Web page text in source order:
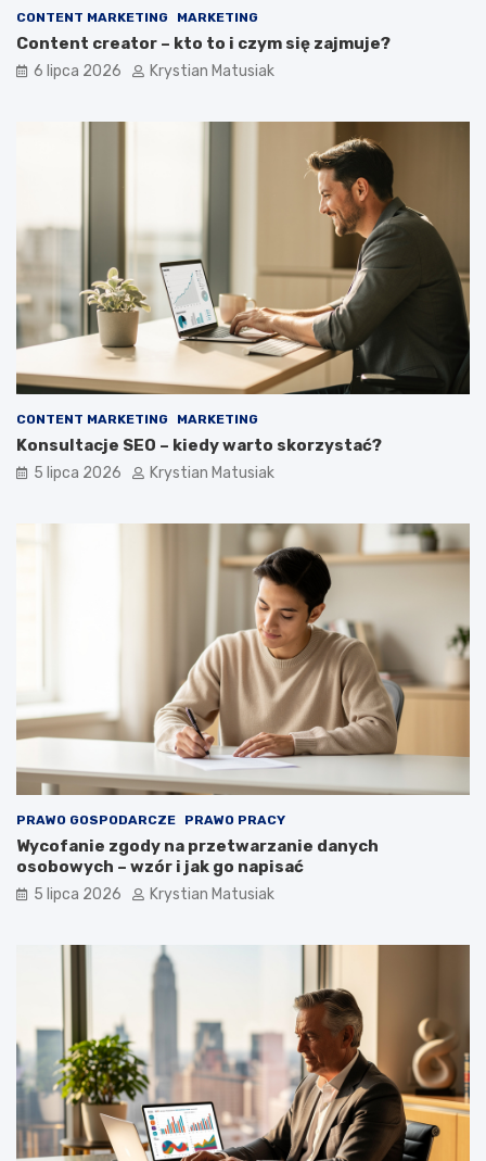
CONTENT MARKETING MARKETING
Content creator – kto to i czym się zajmuje?
6 lipca 2026 Krystian Matusiak
CONTENT MARKETING MARKETING
Konsultacje SEO – kiedy warto skorzystać?
5 lipca 2026 Krystian Matusiak
PRAWO GOSPODARCZE PRAWO PRACY
Wycofanie zgody na przetwarzanie danych
osobowych – wzór i jak go napisać
5 lipca 2026 Krystian Matusiak